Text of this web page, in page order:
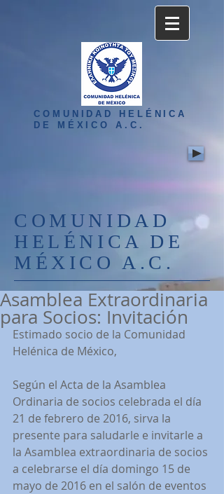
COMUNIDAD HELÉNICA
DE MÉXICO A.C.
COMUNIDAD
HELÉNICA DE
MÉXICO A.C.
Asamblea Extraordinaria
para Socios: Invitación
Estimado socio de la Comunidad
Helénica de México,
Según el Acta de la Asamblea
Ordinaria de socios celebrada el día
21 de febrero de 2016, sirva la
presente para saludarle e invitarle a
la Asamblea extraordinaria de socios
a celebrarse el día domingo 15 de
mayo de 2016 en el salón de eventos